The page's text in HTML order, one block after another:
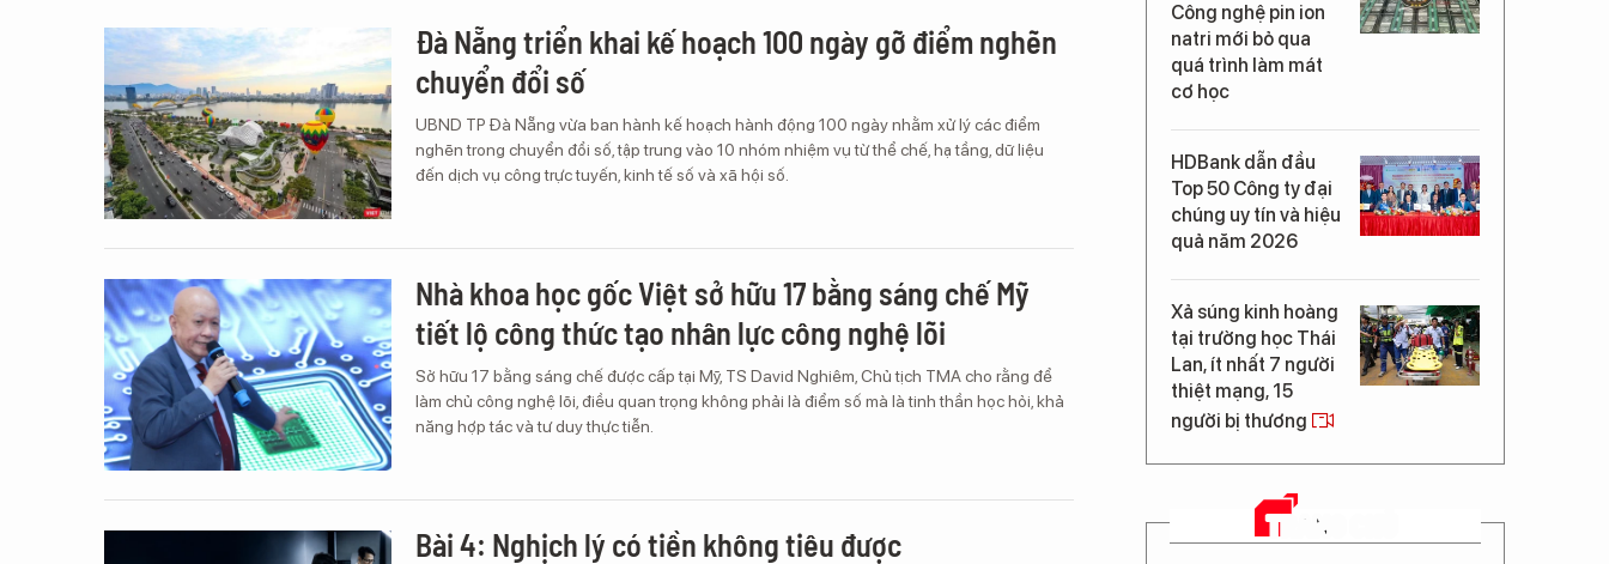
Đà Nẵng triển khai kế hoạch 100 ngày gỡ điểm nghẽn
chuyển đổi số
UBND TP Đà Nẵng vừa ban hành kế hoạch hành động 100 ngày nhằm xử lý các điểm
nghẽn trong chuyển đổi số, tập trung vào 10 nhóm nhiệm vụ từ thể chế, hạ tầng, dữ liệu
đến dịch vụ công trực tuyến, kinh tế số và xã hội số.
Nhà khoa học gốc Việt sở hữu 17 bằng sáng chế Mỹ
tiết lộ công thức tạo nhân lực công nghệ lõi
Sở hữu 17 bằng sáng chế được cấp tại Mỹ, TS David Nghiêm, Chủ tịch TMA cho rằng để
làm chủ công nghệ lõi, điều quan trọng không phải là điểm số mà là tinh thần học hỏi, khả
năng hợp tác và tư duy thực tiễn.
Bài 4: Nghịch lý có tiền không tiêu được
Công nghệ pin ion
natri mới bỏ qua
quá trình làm mát
cơ học
HDBank dẫn đầu
Top 50 Công ty đại
chúng uy tín và hiệu
quả năm 2026
Xả súng kinh hoàng
tại trường học Thái
Lan, ít nhất 7 người
thiệt mạng, 15
người bị thương
TRANG CHỦ